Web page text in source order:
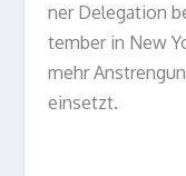
ner Dele­ga­tion
tem­ber in New
mehr
einsetzt.